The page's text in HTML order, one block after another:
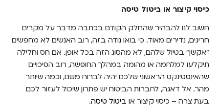
כיסוי קיצור או ביטול טיסה
חשוב לנו להבהיר שהחלק הקודם בכתבה מדבר על מקרים
חריגים, נדירים מאוד. כי בואו נודה בזה, רוב האנשים לא מחפשים
"אקשן" בטיול שלהם, לא מהסוג הזה בכל אופן. אם חס וחלילה
תיקלעו למלחמה או מהומה במהלך החופשה, רוב הסיכויים
שהאינסטינקט הראשוני שלכם יהיה לברוח משם, וכמה שיותר
מהר. אל דאגה, לחברות הביטוח יש פתרון שיכול לעזור לכם
בעת צרה – כיסוי קיצור או ביטול טיסה.